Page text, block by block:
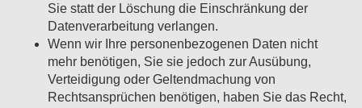
Sie statt der Löschung die Einschränkung der
Datenverarbeitung verlangen.
Wenn wir Ihre personenbezogenen Daten nicht
mehr benötigen, Sie sie jedoch zur Ausübung,
Verteidigung oder Geltendmachung von
Rechtsansprüchen benötigen, haben Sie das Recht,